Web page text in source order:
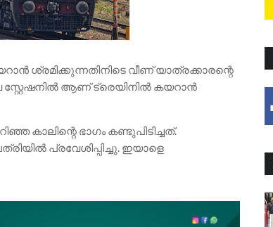
ശ്രമിക്കുന്നതിനിടെ വീണ് യാത്രക്കാരന്റെ
സ്റ്റേഷനിൽ ആണ് ട്രെയിനിൽ കയറാൻ
കാലിന്റെ ഭാഗം കണ്ടുപിടിച്ചത്.
പ്രവേശിപ്പിച്ചു. ഇയാളെ